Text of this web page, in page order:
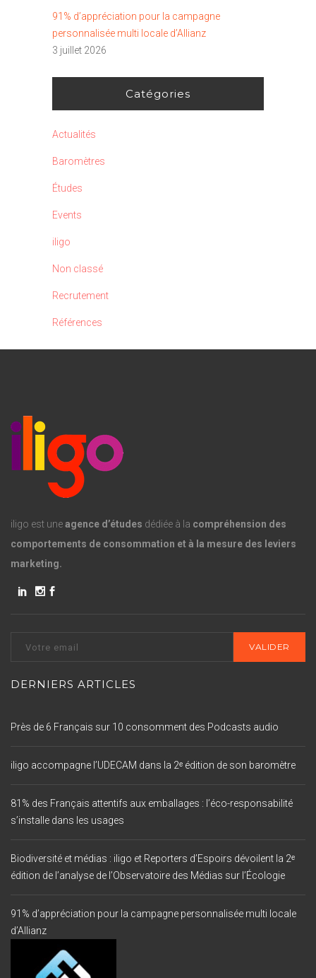
91% d’appréciation pour la campagne
personnalisée multi locale d’Allianz
3 juillet 2026
Catégories
Actualités
Baromètres
Études
Events
iligo
Non classé
Recrutement
Références
iligo est uneagence d’études dédiée à la compréhension des
comportements de consommation et à la mesure des leviers
marketing.
DERNIERS ARTICLES
Près de 6 Français sur 10 consomment des Podcasts audio
iligo accompagne l’UDECAM dans la 2ᵉ édition de son baromètre
81% des Français attentifs aux emballages : l’éco-responsabilité
s’installe dans les usages
Biodiversité et médias : iligo et Reporters d’Espoirs dévoilent la 2ᵉ
édition de l’analyse de l’Observatoire des Médias sur l’Écologie
91% d’appréciation pour la campagne personnalisée multi locale
d’Allianz